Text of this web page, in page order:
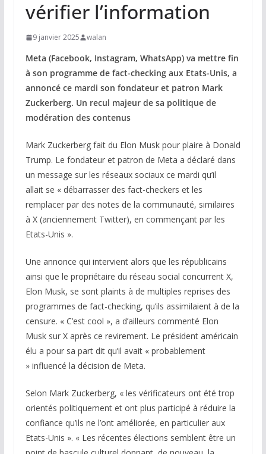
vérifier l’information
9 janvier 2025 walan
Meta (Facebook, Instagram, WhatsApp) va mettre fin
à son programme de fact-checking aux Etats-Unis, a
annoncé ce mardi son fondateur et patron Mark
Zuckerberg. Un recul majeur de sa politique de
modération des contenus
Mark Zuckerberg fait du Elon Musk pour plaire à Donald
Trump. Le fondateur et patron de Meta a déclaré dans
un message sur les réseaux sociaux ce mardi qu’il
allait se « débarrasser des fact-checkers et les
remplacer par des notes de la communauté, similaires
à X (anciennement Twitter), en commençant par les
Etats-Unis ».
Une annonce qui intervient alors que les républicains
ainsi que le propriétaire du réseau social concurrent X,
Elon Musk, se sont plaints à de multiples reprises des
programmes de fact-checking, qu’ils assimilaient à de la
censure. « C’est cool », a d’ailleurs commenté Elon
Musk sur X après ce revirement. Le président américain
élu a pour sa part dit qu’il avait « probablement
» influencé la décision de Meta.
Selon Mark Zuckerberg, « les vérificateurs ont été trop
orientés politiquement et ont plus participé à réduire la
confiance qu’ils ne l’ont améliorée, en particulier aux
Etats-Unis ». « Les récentes élections semblent être un